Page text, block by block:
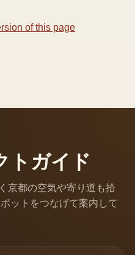
of this page
トガイド
京都の空気や寄り道も拾
ットをつなげて案内して